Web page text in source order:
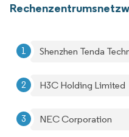
Shenzhen Tenda
H3C Holding Limited
NEC Corporation